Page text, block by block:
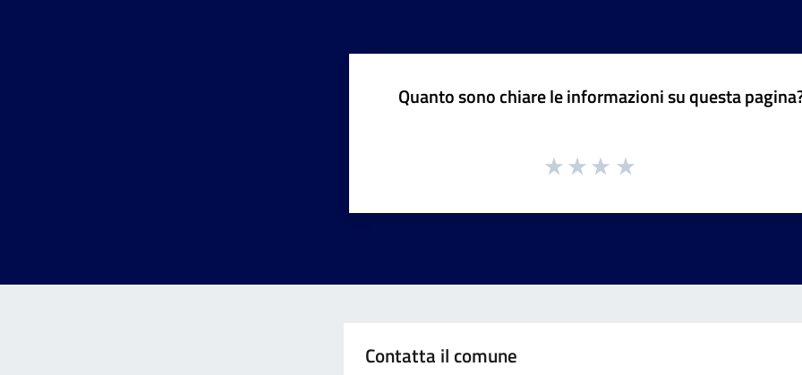
Quanto sono chiare le informazioni su questa
Contatta il comune